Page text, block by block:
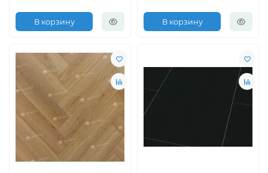
В корзину В корзину